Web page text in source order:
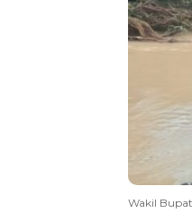
Wakil